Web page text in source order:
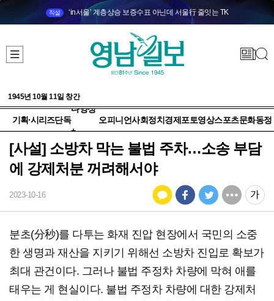
직설 ‘in서울’ 계층상승 보증수표 아닌데 서울行 줄잇는 TK
1945년 10월 11일 창간
기획·시리즈단독
다양성
+
오피니언사회정치 경제 포토영상스포츠문화동정
[사설] 소방차 막는 불법 주차…소송 부담
에 강제처분 꺼려해서야
2023-10-16
분초(分秒)를 다투는 화재 진압 현장에서 국민의 소중
한 생명과 재산을 지키기 위해선 소방차 진입로 확보가
최대 관건이다. 그러나 불법 주정차 차량에 막혀 애를
태우는 게 현실이다. 불법 주정차 차량에 대한 강제처